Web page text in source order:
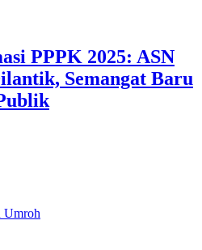
PPPK 2025: ASN
Semangat Baru
Umroh